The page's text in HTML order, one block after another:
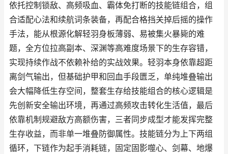
依托控制锁敌、高频吸血、霸体免打断的技能链组合，组
合适配心法和续航词条装备，再配合格挡关掉后摇的操作
手法，能从根源化解轻羽身板薄弱、易被集火暴毙的难
题，全方位拉高副本、深渊等高难度场景下的生存容错，
实现持续作战不依赖补给的实战效果。轻羽本身依靠超距
离剑气输出，但基础护甲和回血手段匮乏，单纯堆叠输出
会大幅降低生存空间，整套生存给技能组合的核心逻辑是
先创新安全输出环境，再通过高频攻击转化生活值，最后
依靠机制规避敌方高额伤害，三者同步成型才能发挥完整
生存收益，而非单一堆叠防御属性。技能链分为上下两组
循环，下链作为起手消耗链，固定固影噬心、剑幕、地爆